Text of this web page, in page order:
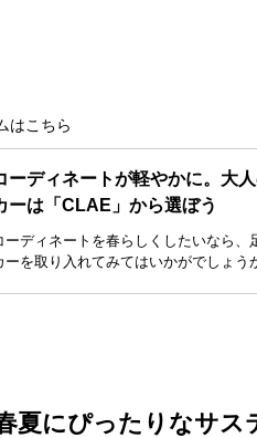
はこちら
ーディネートが軽やかに。大
ーは「CLAE」から選ぼう
ーディネートを春らしくしたいなら、
ーを取り入れてみてはいかがでしょう
夏にぴったりなサス